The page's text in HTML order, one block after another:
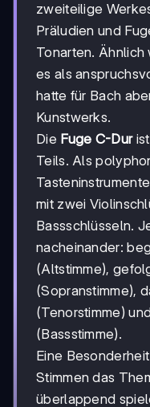
zweiteilige
Präludien und
Tonarten. Ähnlich
es als
hatte für Bach
Kunstwerks.
Die Fuge C-Durist
Teils. Als
mit zwei
Bassschlüsseln.
nacheinander:
(Altstimme),
(Sopranstimme),
(Tenorstimme)
(Bassstimme).
Eine
Stimmen das
überlappend